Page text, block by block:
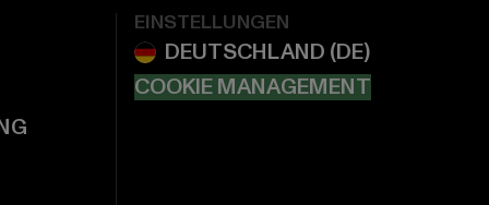
EINSTELLUNGEN
COOKIE MANAGEMENT